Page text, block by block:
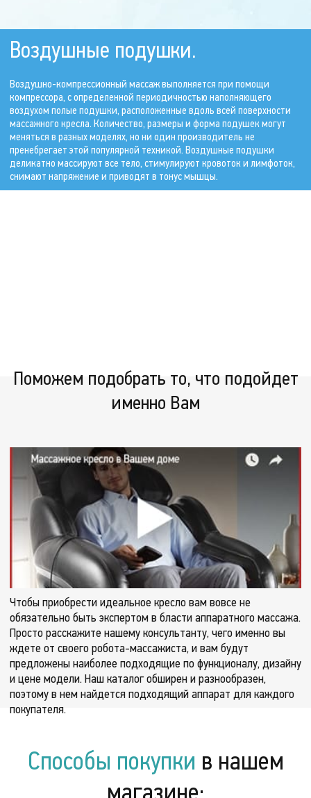
Воздушные подушки.
Воздушно-компрессионный массаж выполняется при помощи
компрессора, с определенной периодичностью наполняющего
воздухом полые подушки, расположенные вдоль всей поверхности
массажного кресла. Количество, размеры и форма подушек могут
меняться в разных моделях, но ни один производитель не
пренебрегает этой популярной техникой. Воздушные подушки
деликатно массируют все тело, стимулируют кровоток и лимфоток,
снимают напряжение и приводят в тонус мышцы.
Поможем подобрать то, что подойдет
именно Вам
Чтобы приобрести идеальное кресло вам вовсе не
обязательно быть экспертом в бласти аппаратного массажа.
Просто расскажите нашему консультанту, чего именно вы
ждете от своего робота-массажиста, и вам будут
предложены наиболее подходящие по функционалу, дизайну
и цене модели. Наш каталог обширен и разнообразен,
поэтому в нем найдется подходящий аппарат для каждого
покупателя.
Способы покупки в нашем